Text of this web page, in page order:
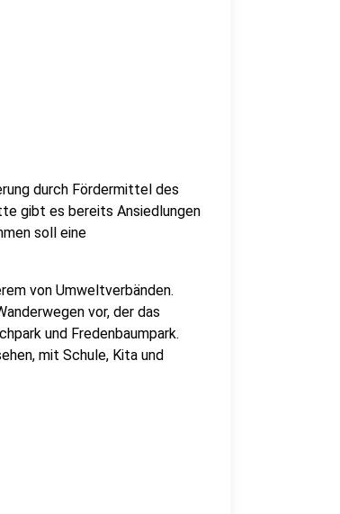
durch Fördermittel des
gibt es bereits Ansiedlungen
soll eine
von Umweltverbänden.
vor, der das
und Fredenbaumpark.
mit Schule, Kita und